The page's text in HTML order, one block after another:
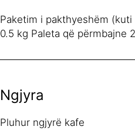
Paketim i pakthyeshëm
0.5 kg Paleta që përmbajne
Ngjyra
Pluhur ngjyrë kafe